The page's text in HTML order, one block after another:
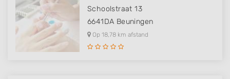
Schoolstraat 13
6641DA Beuningen
Op 18,78 km afstand
Use precise geolocation data
Identify devices based on information
actively requested
Non-IAB processing purposes: